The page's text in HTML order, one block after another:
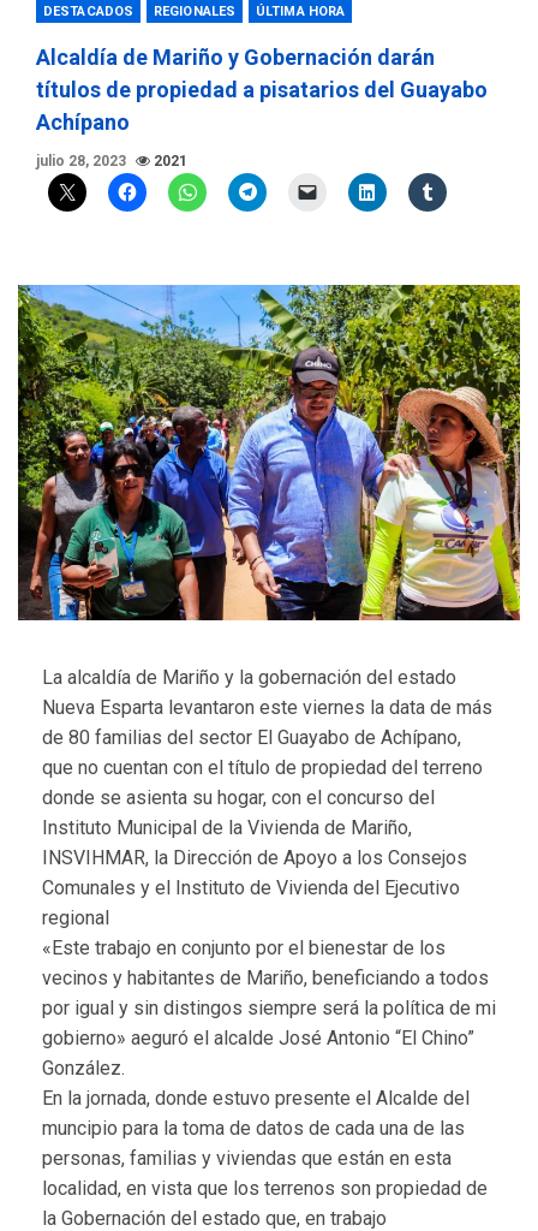
DESTACADOS REGIONALES ÚLTIMA HORA
Alcaldía de Mariño y Gobernación darán
títulos de propiedad a pisatarios del Guayabo
Achípano
julio 28, 2023 2021
La alcaldía de Mariño y la gobernación del estado
Nueva Esparta levantaron este viernes la data de más
de 80 familias del sector El Guayabo de Achípano,
que no cuentan con el título de propiedad del terreno
donde se asienta su hogar, con el concurso del
Instituto Municipal de la Vivienda de Mariño,
INSVIHMAR, la Dirección de Apoyo a los Consejos
Comunales y el Instituto de Vivienda del Ejecutivo
regional
«Este trabajo en conjunto por el bienestar de los
vecinos y habitantes de Mariño, beneficiando a todos
por igual y sin distingos siempre será la política de mi
gobierno» aeguró el alcalde José Antonio “El Chino”
González.
En la jornada, donde estuvo presente el Alcalde del
muncipio para la toma de datos de cada una de las
personas, familias y viviendas que están en esta
localidad, en vista que los terrenos son propiedad de
la Gobernación del estado que, en trabajo